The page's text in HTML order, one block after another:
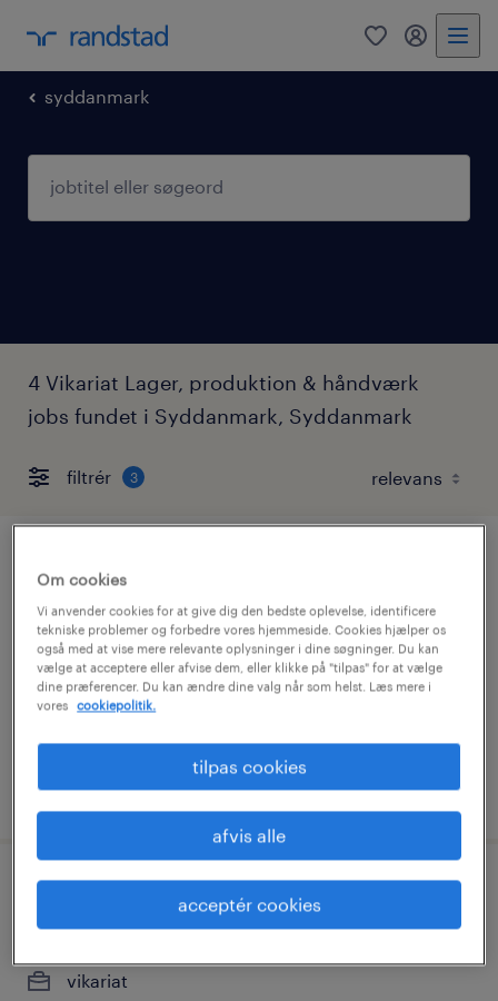
0
syddanmark
4 Vikariat Lager, produktion & håndværk
jobs fundet i Syddanmark, Syddanmark
filtrér 3
produktionsmedarbejder på aftenhold
i aarup
syddanmark, syddanmark
vikariat
fuldtid
udgivet 4 august 2026
tilkaldevikar til lego
vikariat
Om cookies
Vi anvender cookies for at give dig den bedste oplevelse, identificere
tekniske problemer og forbedre vores hjemmeside. Cookies hjælper os
også med at vise mere relevante oplysninger i dine søgninger. Du kan
vælge at acceptere eller afvise dem, eller klikke på "tilpas" for at vælge
dine præferencer. Du kan ændre dine valg når som helst. Læs mere i
vores
cookiepolitik.
tilpas cookies
afvis alle
acceptér cookies